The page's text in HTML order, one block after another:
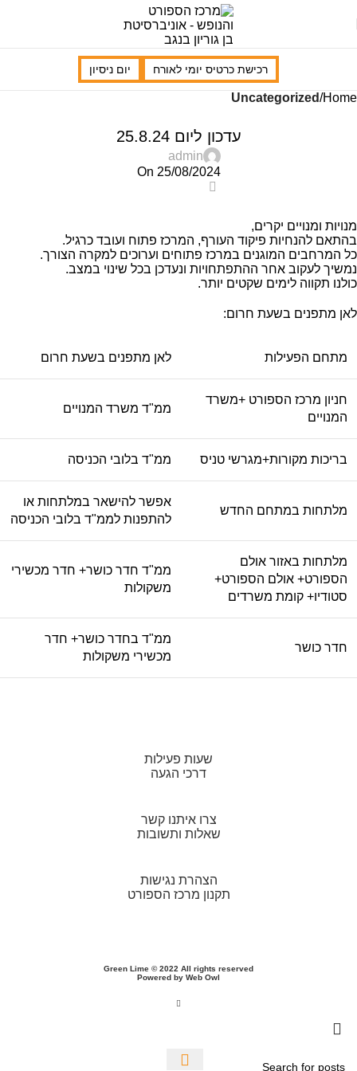
רכישת כרטיס יומי לאורח יום ניסיון
Home
Uncategorized
עדכון ליום 25.8.24
admin
On 25/08/2024
מנויות ומנויים יקרים,
בהתאם להנחיות פיקוד העורף, המרכז פתוח ועובד כרגיל.
כל המרחבים המוגנים במרכז פתוחים וערוכים למקרה הצורך.
נמשיך לעקוב אחר ההתפתחויות ונעדכן בכל שינוי במצב.
כולנו תקווה לימים שקטים יותר.
לאן מתפנים בשעת חרום:
מתחם הפעילות לאן מתפנים בשעת חרום
חניון מרכז הספורט +משרד
המנויים
ממ"ד משרד המנויים
בריכות מקורות+מגרשי טניס ממ"ד בלובי הכניסה
מלתחות במתחם החדש
אפשר להישאר במלתחות או
להתפנות לממ"ד בלובי הכניסה
מלתחות באזור אולם
הספורט+ אולם הספורט+
סטודיו+ קומת משרדים
ממ"ד חדר כושר+ חדר מכשירי
משקולות
חדר כושר
ממ"ד בחדר כושר+ חדר
מכשירי משקולות
שעות פעילות
דרכי הגעה
צרו איתנו קשר
שאלות ותשובות
הצהרת נגישות
תקנון מרכז הספורט
Green Lime © 2022 All rights reserved
Powered by Web Owl